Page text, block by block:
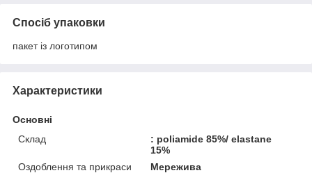
Спосіб упаковки
пакет із логотипом
Характеристики
Основні
Склад
: poliamide 85%/ elastane
15%
Оздоблення та прикраси
Мережива